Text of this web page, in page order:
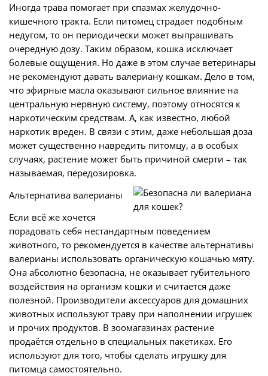
Иногда трава помогает при спазмах желудочно-
кишечного тракта. Если питомец страдает подобным
недугом, то он периодически может выпрашивать
очередную дозу. Таким образом, кошка исключает
болевые ощущения. Но даже в этом случае ветеринары
не рекомендуют давать валериану кошкам. Дело в том,
что эфирные масла оказывают сильное влияние на
центральную нервную систему, поэтому относятся к
наркотическим средствам. А, как известно, любой
наркотик вреден. В связи с этим, даже небольшая доза
может существенно навредить питомцу, а в особых
случаях, растение может быть причиной смерти – так
называемая, передозировка.
Альтернатива валерианы
Если всё же хочется
порадовать себя нестандартным поведением
животного, то рекомендуется в качестве альтернативы
валерианы использовать органическую кошачью мяту.
Она абсолютно безопасна, не оказывает губительного
воздействия на организм кошки и считается даже
полезной. Производители аксессуаров для домашних
животных используют траву при наполнении игрушек
и прочих продуктов. В зоомагазинах растение
продаётся отдельно в специальных пакетиках. Его
используют для того, чтобы сделать игрушку для
питомца самостоятельно.